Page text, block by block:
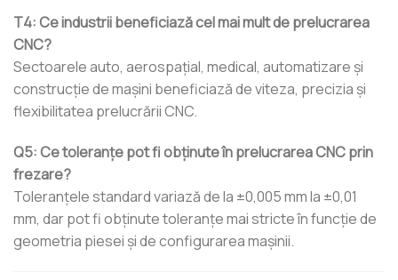
T4: Ce industrii beneficiază cel mai mult de prelucrarea
CNC?
Sectoarele auto, aerospațial, medical, automatizare și
construcție de mașini beneficiază de viteza, precizia și
flexibilitatea prelucrării CNC.
Q5: Ce toleranțe pot fi obținute în prelucrarea CNC prin
frezare?
Toleranțele standard variază de la ±0,005 mm la ±0,01
mm, dar pot fi obținute toleranțe mai stricte în funcție de
geometria piesei și de configurarea mașinii.